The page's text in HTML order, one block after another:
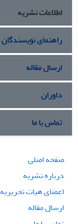
اطلاعات نشریه
راهنمای نویسندگان
ارسال مقاله
داوران
تماس با ما
صفحه اصلی
درباره نشریه
اعضای هیات تحریریه
ارسال مقاله